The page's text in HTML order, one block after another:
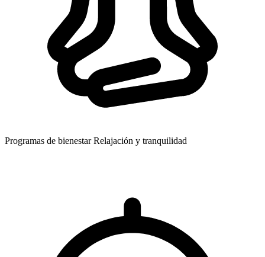
Programas de bienestar Relajación y tranquilidad